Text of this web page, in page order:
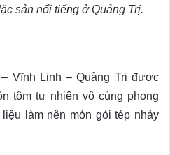
sản nổi tiếng ở Quảng Trị.
Vĩnh Linh – Quảng Trị được
tôm tự nhiên vô cùng phong
làm nên món gỏi tép nhảy